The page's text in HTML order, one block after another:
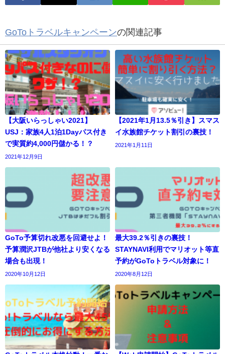
GoToトラベルキャンペーンの関連記事
【大阪いらっしゃい2021】
USJ：家族4人1泊1Dayパス付き
で実質約4,000円儲かる！？
2021年12月9日
【2021年1月13.5％引き】スマス
イ水族館チケット割引の裏技！
2021年1月11日
GoTo予算切れ改悪を回避せよ！
予算潤沢JTBが他社より安くなる
場合も出現！
2020年10月12日
最大39.2％引きの裏技！
STAYNAVI利用でマリオット等直
予約がGoToトラベル対象に！
2020年8月12日